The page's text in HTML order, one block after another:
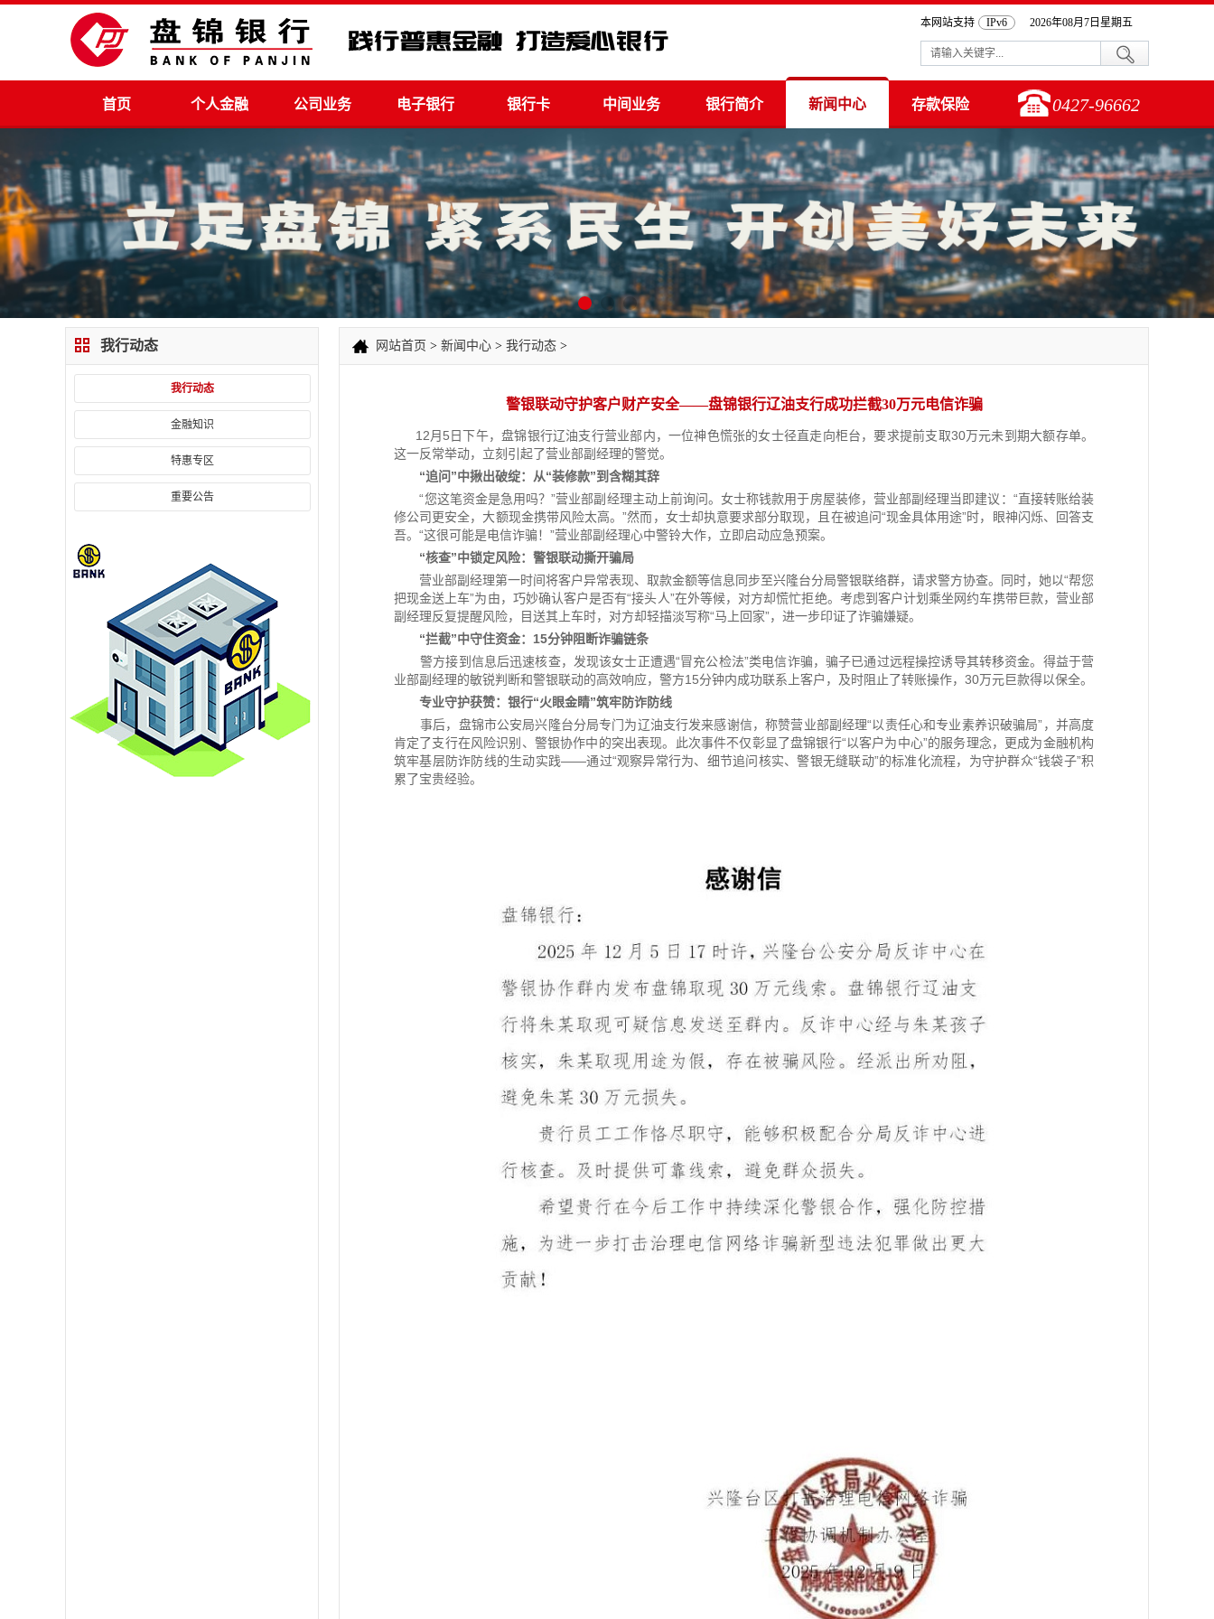
本网站支持 IPv6 2026年08月7日星期五
首页 个人金融 公司业务 电子银行 银行卡 中间业务 银行简介 新闻中心 存款保险 0427-96662
我行动态
我行动态
金融知识
特惠专区
重要公告
网站首页 > 新闻中心 > 我行动态 >
警银联动守护客户财产安全——盘锦银行辽油支行成功拦截30万元电信诈骗
12月5日下午，盘锦银行辽油支行营业部内，一位神色慌张的女士径直走向柜台，要求提前支取30万元未到期大额存单。
这一反常举动，立刻引起了营业部副经理的警觉。
“追问”中揪出破绽：从“装修款”到含糊其辞‌
“您这笔资金是急用吗？”营业部副经理主动上前询问。女士称钱款用于房屋装修，营业部副经理当即建议：“直接转账给装
修公司更安全，大额现金携带风险太高。”然而，女士却执意要求部分取现，且在被追问“现金具体用途”时，眼神闪烁、回答支
吾。“这很可能是电信诈骗！”营业部副经理心中警铃大作，立即启动应急预案。
“核查”中锁定风险：警银联动撕开骗局‌
营业部副经理第一时间将客户异常表现、取款金额等信息同步至兴隆台分局警银联络群，请求警方协查。同时，她以“帮您
把现金送上车”为由，巧妙确认客户是否有“接头人”在外等候，对方却慌忙拒绝。考虑到客户计划乘坐网约车携带巨款，营业部
副经理反复提醒风险，目送其上车时，对方却轻描淡写称“马上回家”，进一步印证了诈骗嫌疑。
“拦截”中守住资金：15分钟阻断诈骗链条‌
警方接到信息后迅速核查，发现该女士正遭遇“冒充公检法”类电信诈骗，骗子已通过远程操控诱导其转移资金。得益于营
业部副经理的敏锐判断和警银联动的高效响应，警方15分钟内成功联系上客户，及时阻止了转账操作，30万元巨款得以保全。
专业守护获赞：银行“火眼金睛”筑牢防诈防线‌
事后，盘锦市公安局兴隆台分局专门为辽油支行发来感谢信，称赞营业部副经理“以责任心和专业素养识破骗局”，并高度
肯定了支行在风险识别、警银协作中的突出表现。此次事件不仅彰显了盘锦银行“以客户为中心”的服务理念，更成为金融机构
筑牢基层防诈防线的生动实践——通过“观察异常行为、细节追问核实、警银无缝联动”的标准化流程，为守护群众“钱袋子”积
累了宝贵经验。